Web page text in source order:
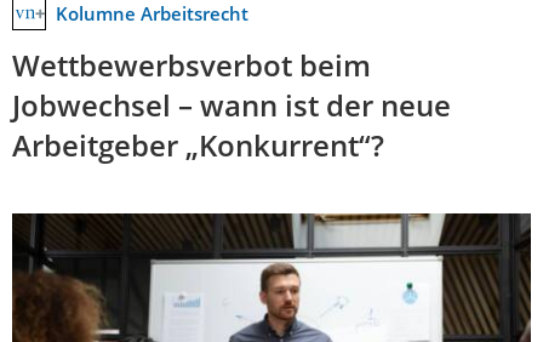
Kolumne Arbeitsrecht
Wettbewerbsverbot beim
Jobwechsel – wann ist der neue
Arbeitgeber „Konkurrent“?